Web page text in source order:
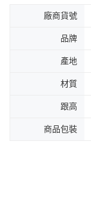
廠商貨號
品牌
產地
材質
跟高
商品包裝